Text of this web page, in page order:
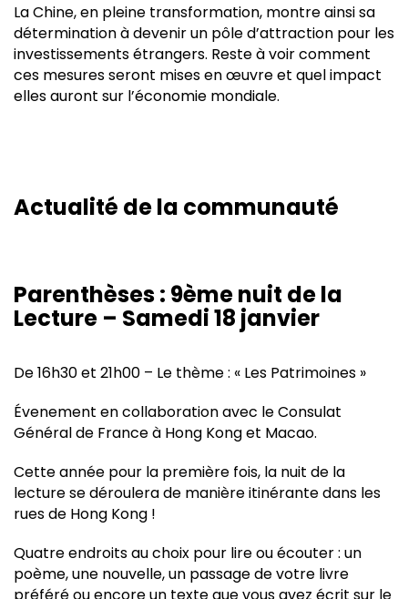
La Chine, en pleine transformation, montre ainsi sa
détermination à devenir un pôle d’attraction pour les
investissements étrangers. Reste à voir comment
ces mesures seront mises en œuvre et quel impact
elles auront sur l’économie mondiale.
Actualité de la communauté
Parenthèses : 9ème nuit de la
Lecture – Samedi 18 janvier
De 16h30 et 21h00 – Le thème : « Les Patrimoines »
Évenement en collaboration avec le Consulat
Général de France à Hong Kong et Macao.
Cette année pour la première fois, la nuit de la
lecture se déroulera de manière itinérante dans les
rues de Hong Kong !
Quatre endroits au choix pour lire ou écouter : un
poème, une nouvelle, un passage de votre livre
préféré ou encore un texte que vous avez écrit sur le